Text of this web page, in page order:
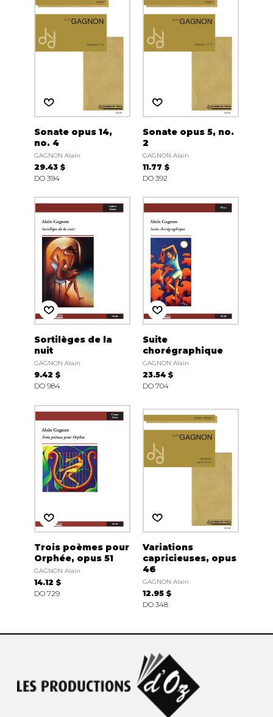
Sonate opus 14,
no. 4
GAGNON Alain
29.43 $
DO 394
Sonate opus 5, no.
2
GAGNON Alain
11.77 $
DO 392
Sortilèges de la
nuit
GAGNON Alain
9.42 $
DO 984
Suite
chorégraphique
GAGNON Alain
23.54 $
DO 704
Trois poèmes pour
Orphée, opus 51
GAGNON Alain
14.12 $
DO 729
Variations
capricieuses, opus
46
GAGNON Alain
12.95 $
DO 348